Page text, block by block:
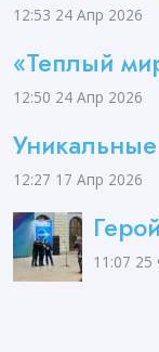
12:53 24 Апр 2026
«Теплый
12:50 24 Апр 2026
12:27 17 Апр 2026
11:07 25